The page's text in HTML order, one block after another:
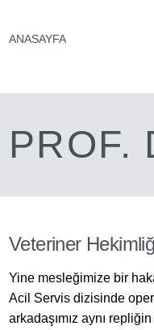
ANASAYFA
PROF.
Veteriner
Yine mesleğimize bir
Acil Servis dizisinde
arkadaşımız aynı